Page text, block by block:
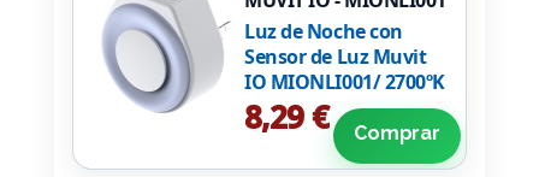
Luz de Noche con
Sensor de Luz Muvit
IO MIONLI001/ 2700ºK
8,29 € Comprar